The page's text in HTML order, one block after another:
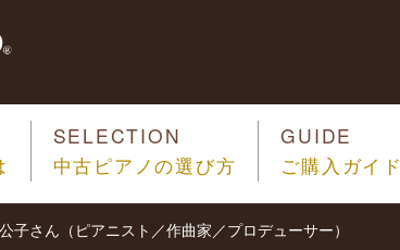
SELECTION
中古ピアノの選び方
GUIDE
ご購入ガイド
さん（ピアニスト／作曲家／プロデューサー）